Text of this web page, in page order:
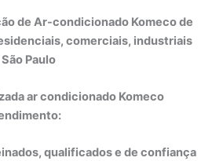
de Ar-condicionado Komeco de
comerciais, industriais
Paulo
ar condicionado Komeco
qualificados e de confiança